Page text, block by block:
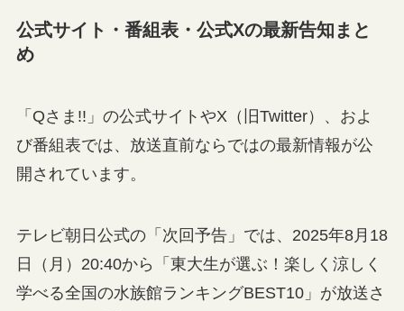
公式サイト・番組表・公式Xの最新告知まと
め
「Qさま!!」の公式サイトやX（旧Twitter）、およ
び番組表では、放送直前ならではの最新情報が公
開されています。
テレビ朝日公式の「次回予告」では、2025年8月18
日（月）20:40から「東大生が選ぶ！楽しく涼しく
学べる全国の水族館ランキングBEST10」が放送さ